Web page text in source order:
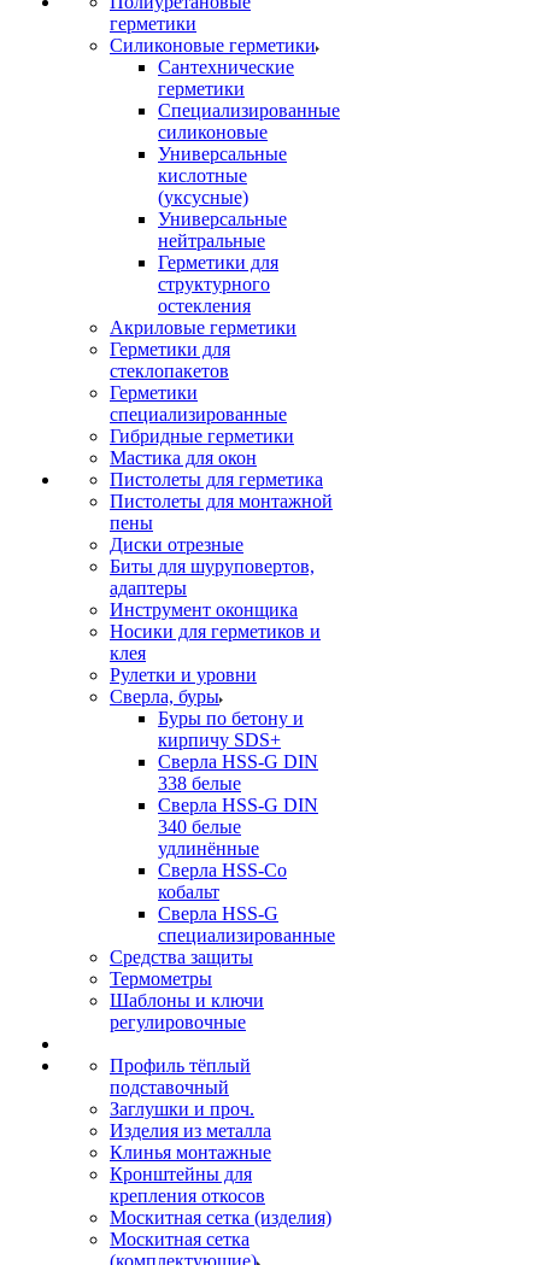
герметики
Силиконовые герметики
Сантехнические
герметики
Специализированные
силиконовые
Универсальные
кислотные
(уксусные)
Универсальные
нейтральные
Герметики для
структурного
остекления
Акриловые герметики
Герметики для
стеклопакетов
Герметики
специализированные
Гибридные герметики
Мастика для окон
Пистолеты для герметика
Пистолеты для монтажной
пены
Диски отрезные
Биты для шуруповертов,
адаптеры
Инструмент оконщика
Носики для герметиков и
клея
Рулетки и уровни
Сверла, буры
Буры по бетону и
кирпичу SDS+
Сверла HSS-G DIN
338 белые
Сверла HSS-G DIN
340 белые
удлинённые
Сверла HSS-Co
кобальт
Сверла HSS-G
специализированные
Средства защиты
Термометры
Шаблоны и ключи
регулировочные
Профиль тёплый
подставочный
Заглушки и проч.
Изделия из металла
Клинья монтажные
Кронштейны для
крепления откосов
Москитная сетка (изделия)
Москитная сетка
(комплектующие)